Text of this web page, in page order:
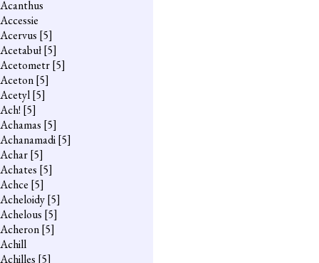
Acanthus
Accessie
Acervus [5]
Acetabuł[5]
Acetometr[5]
Aceton[5]
Acetyl[5]
Ach! [5]
Achamas [5]
Achanamadi[5]
Achar[5]
Achates [5]
Achce [5]
Acheloidy[5]
Achelous [5]
Acheron[5]
Achill
Achilles [5]